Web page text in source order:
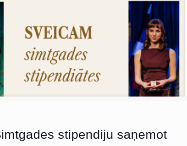
stipendiju saņemot